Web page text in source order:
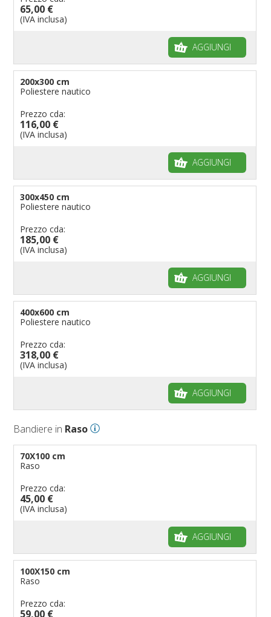
65,00 €
(IVA inclusa)
AGGIUNGI
200x300 cm
Poliestere nautico
Prezzo cda:
116,00 €
(IVA inclusa)
AGGIUNGI
300x450 cm
Poliestere nautico
Prezzo cda:
185,00 €
(IVA inclusa)
AGGIUNGI
400x600 cm
Poliestere nautico
Prezzo cda:
318,00 €
(IVA inclusa)
AGGIUNGI
Bandiere in Raso
70X100 cm
Raso
Prezzo cda:
45,00 €
(IVA inclusa)
AGGIUNGI
100X150 cm
Raso
Prezzo cda:
59,00 €